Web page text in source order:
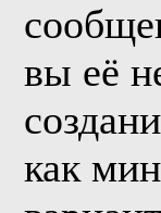
вы её
как